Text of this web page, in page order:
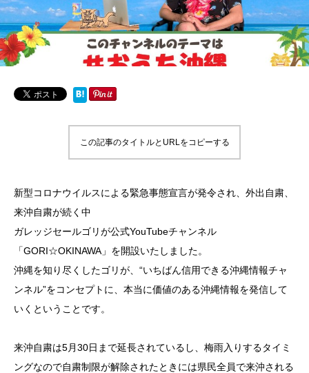
この記事のタイトルとURLをコピーする
新型コロナウイルスによる緊急事態宣言が発令され、外出自粛、
来沖自粛が続く中
ガレッジセールゴリが公式YouTubeチャンネル
「GORI☆OKINAWA」を開設いたしました。
沖縄を知り尽くしたゴリが、“いちばん信用できる沖縄情報チャ
ンネル”をコンセプトに、本当に価値のある沖縄情報を発信して
いくということです。
来沖自粛は5月30日まで延長されているし、梅雨入りするタイミ
ングなので自粛制限が解除されたときには県民全員で来沖される